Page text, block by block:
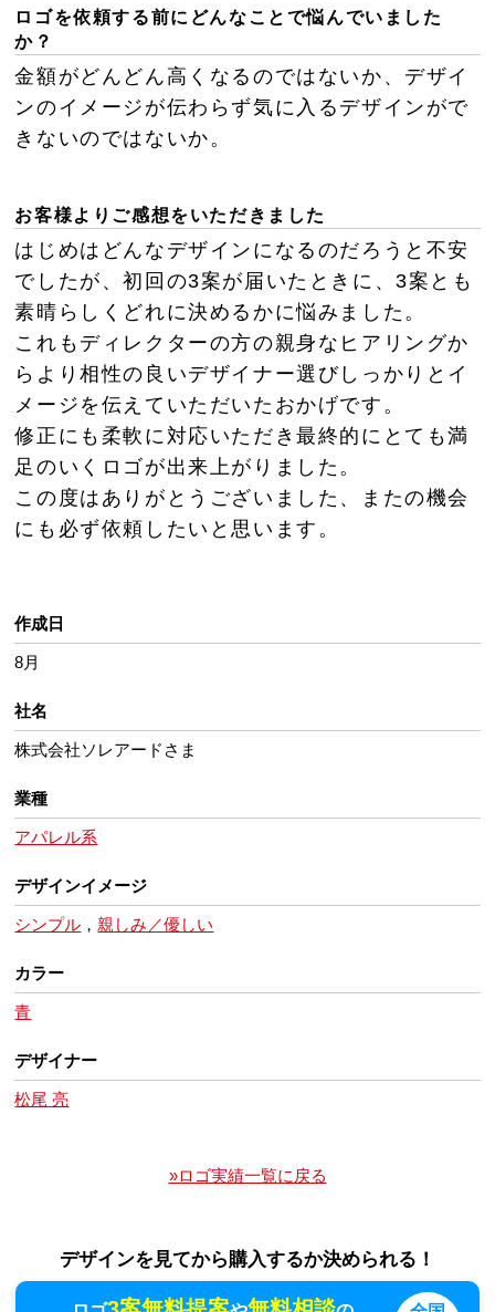
ロゴを依頼する前にどんなことで悩んでいました
か？
金額がどんどん高くなるのではないか、デザイ
ンのイメージが伝わらず気に入るデザインがで
きないのではないか。
お客様よりご感想をいただきました
はじめはどんなデザインになるのだろうと不安
でしたが、初回の3案が届いたときに、3案とも
素晴らしくどれに決めるかに悩みました。
これもディレクターの方の親身なヒアリングか
らより相性の良いデザイナー選びしっかりとイ
メージを伝えていただいたおかげです。
修正にも柔軟に対応いただき最終的にとても満
足のいくロゴが出来上がりました。
この度はありがとうございました、またの機会
にも必ず依頼したいと思います。
作成日
8月
社名
株式会社ソレアードさま
業種
アパレル系
デザインイメージ
シンプル ， 親しみ／優しい
カラー
青
デザイナー
松尾 亮
»ロゴ実績一覧に戻る
デザインを見てから購入するか決められる！